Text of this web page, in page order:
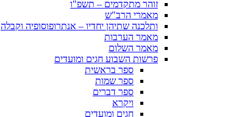
זוהר מתקדמים – תשפ"ו
מאמרי הרב"ש
ותלכנה שתיהן יחדיו – אנתרופוסופיה וקבלה
מאמר הערבות
מאמר השלום
פרשות השבוע חגים ומועדים
ספר בראשית
ספר שמות
ספר דברים
ויקרא
חגים ומועדים